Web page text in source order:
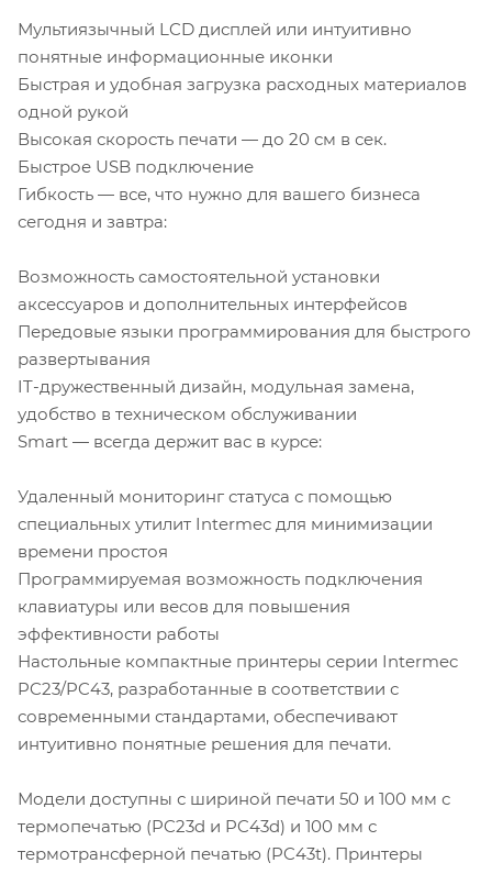
Мультиязычный LCD дисплей или интуитивно
понятные информационные иконки
Быстрая и удобная загрузка расходных материалов
одной рукой
Высокая скорость печати — до 20 см в сек.
Быстрое USB подключение
Гибкость — все, что нужно для вашего бизнеса
сегодня и завтра:
Возможность самостоятельной установки
аксессуаров и дополнительных интерфейсов
Передовые языки программирования для быстрого
развертывания
IT-дружественный дизайн, модульная замена,
удобство в техническом обслуживании
Smart — всегда держит вас в курсе:
Удаленный мониторинг статуса с помощью
специальных утилит Intermec для минимизации
времени простоя
Программируемая возможность подключения
клавиатуры или весов для повышения
эффективности работы
Настольные компактные принтеры серии Intermec
PC23/PC43, разработанные в соответствии с
современными стандартами, обеспечивают
интуитивно понятные решения для печати.
Модели доступны с шириной печати 50 и 100 мм с
термопечатью (PC23d и PC43d) и 100 мм с
термотрансферной печатью (PC43t). Принтеры